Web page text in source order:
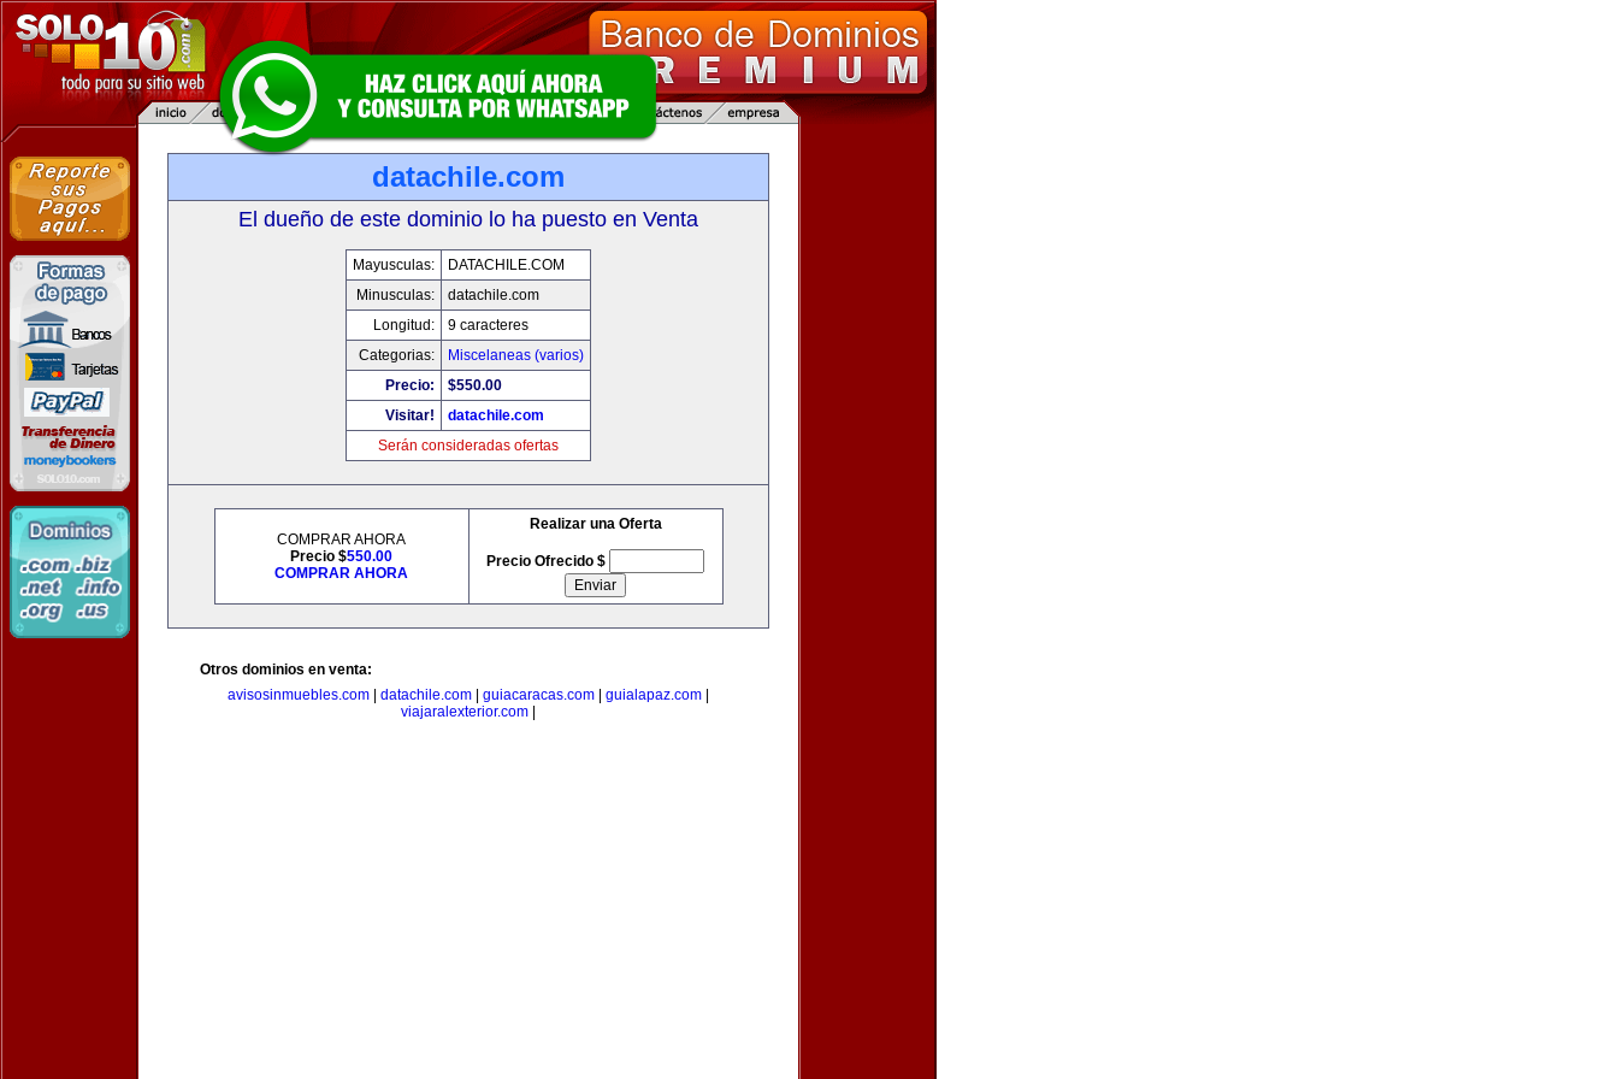
datachile.com
El dueño de este dominio lo ha puesto en Venta
Mayusculas:
DATACHILE.COM
Minusculas:
datachile.com
Longitud:
9 caracteres
Categorias:
Miscelaneas (varios)
Precio:
$550.00
Visitar!
datachile.com
Serán consideradas ofertas
COMPRAR AHORA
Precio $550.00
COMPRAR AHORA
Realizar una Oferta
Precio Ofrecido $
Otros dominios en venta:
avisosinmuebles.com
datachile.com guiacaracas.com guialapaz.com
viajaralexterior.com